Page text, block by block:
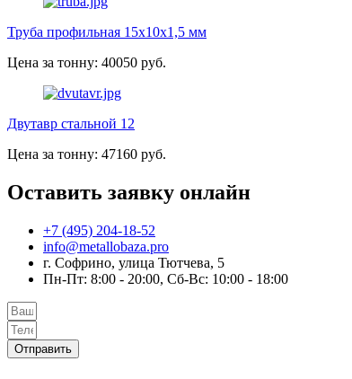
Труба профильная 15х10х1,5 мм
Цена за тонну: 40050 руб.
Двутавр стальной 12
Цена за тонну: 47160 руб.
Оставить заявку онлайн
+7 (495) 204-18-52
info@metallobaza.pro
г. Софрино, улица Тютчева, 5
Пн-Пт: 8:00 - 20:00, Сб-Вс: 10:00 - 18:00
Отправить